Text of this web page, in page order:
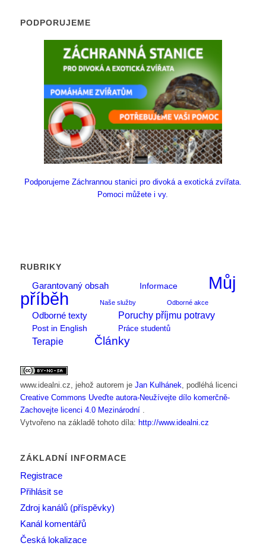
PODPORUJEME
Podporujeme Záchrannou stanici pro divoká a exotická zvířata.
Pomoci můžete i vy.
RUBRIKY
Garantovaný obsah
Informace
Můj
příběh
Naše služby Odborné akce
Odborné texty Poruchy příjmu potravy
Post in English Práce studentů
Terapie Články
www.idealni.cz , jehož autorem je Jan Kulhánek , podléhá licenci
Creative Commons Uveďte autora-Neužívejte dílo komerčně-
Zachovejte licenci 4.0 Mezinárodní
Vytvořeno na základě tohoto díla: http://www.idealni.cz
ZÁKLADNÍ INFORMACE
Registrace
Přihlásit se
Zdroj kanálů (příspěvky)
Kanál komentářů
Česká lokalizace